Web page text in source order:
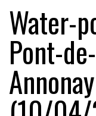
Water-
Pont-